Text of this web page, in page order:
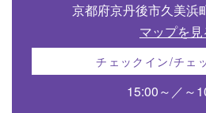
京都府京丹後市久美浜
マップを見
チェックイン/チェ
15:00～／～